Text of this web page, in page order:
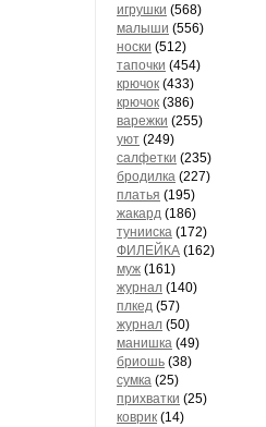
игрушки (568)
малыши (556)
носки (512)
тапочки (454)
крючок (433)
крючок (386)
варежки (255)
уют (249)
салфетки (235)
бродилка (227)
платья (195)
жакард (186)
тунииска (172)
ФИЛЕЙКА (162)
муж (161)
журнал (140)
плкед (57)
журнал (50)
манишка (49)
бриошь (38)
сумка (25)
прихватки (25)
коврик (14)